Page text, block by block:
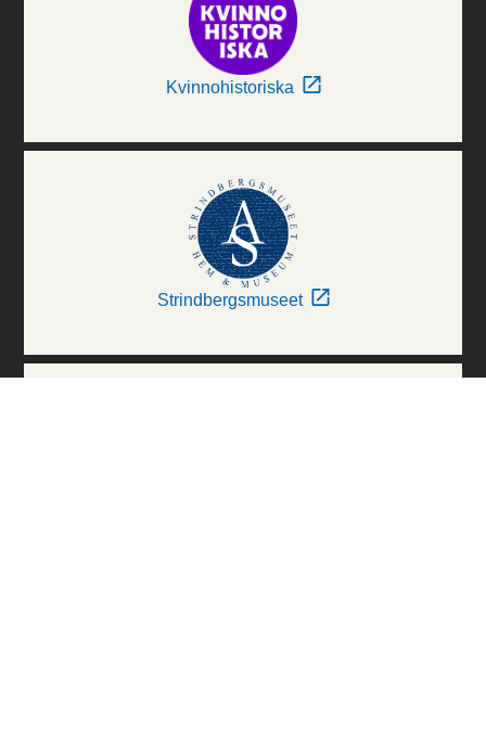
Kvinnohistoriska
Strindbergsmuseet